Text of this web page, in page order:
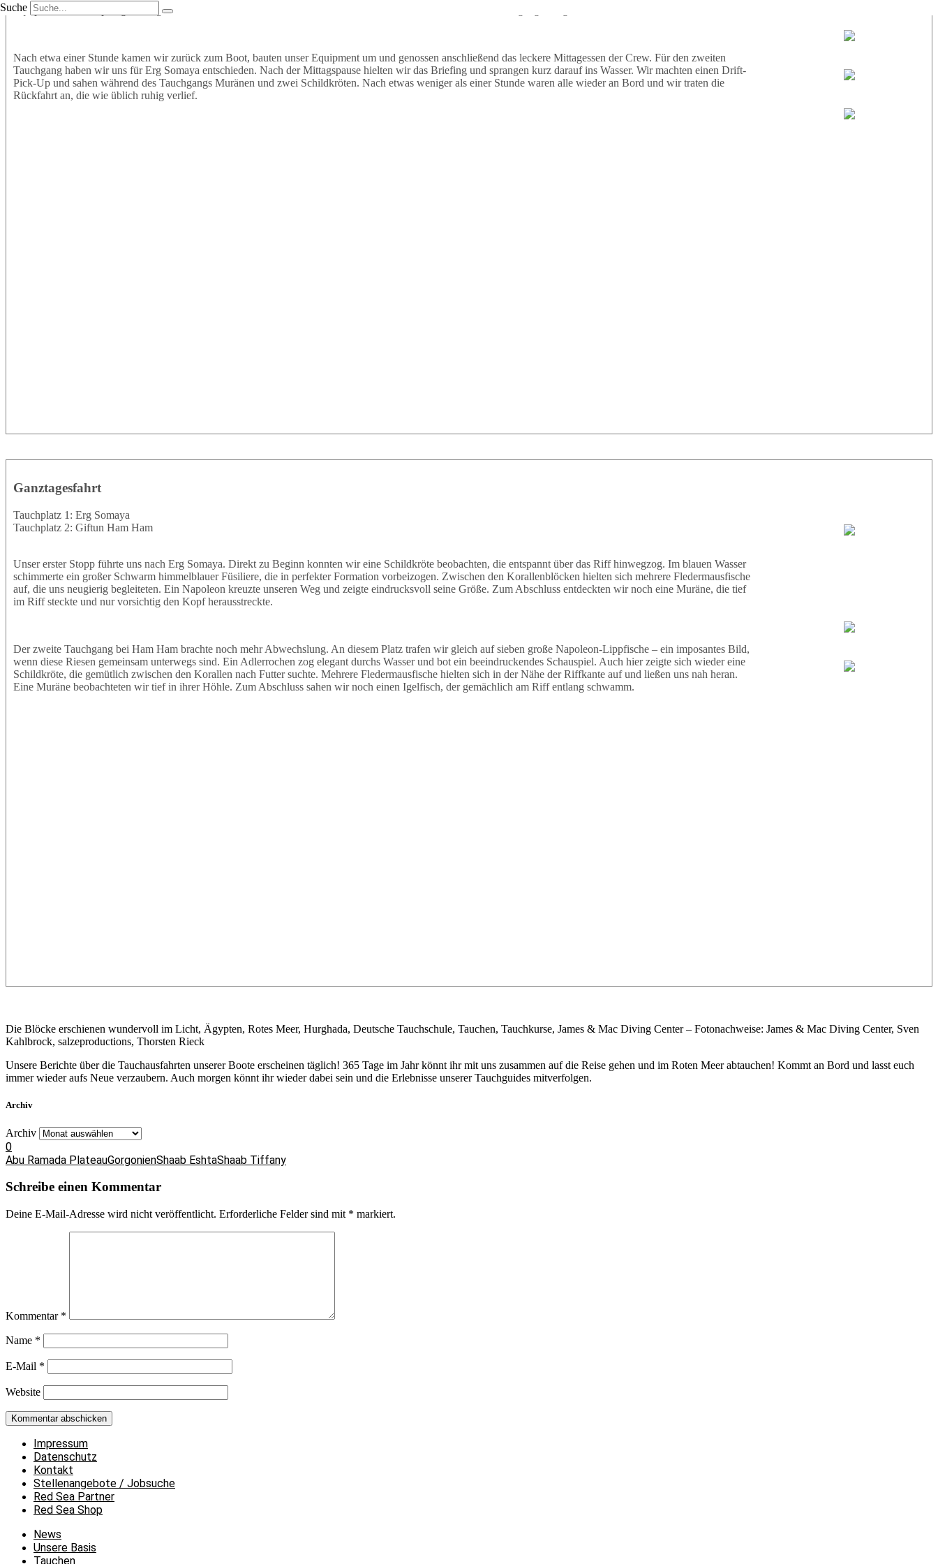
SucheEquipment an und sprangen mit großer Vorfreude ins Wasser. Wir tauchten stationär und sahen während des Tauchgangs einige Muränen und eine Schildkröte.
Nach etwa einer Stunde kamen wir zurück zum Boot, bauten unser Equipment um und genossen anschließend das leckere Mittagessen der Crew. Für den zweiten
Tauchgang haben wir uns für Erg Somaya entschieden. Nach der Mittagspause hielten wir das Briefing und sprangen kurz darauf ins Wasser. Wir machten einen Drift-
Pick-Up und sahen während des Tauchgangs Muränen und zwei Schildkröten. Nach etwas weniger als einer Stunde waren alle wieder an Bord und wir traten die
Rückfahrt an, die wie üblich ruhig verlief.
Ganztagesfahrt
Tauchplatz 1: Erg Somaya
Tauchplatz 2: Giftun Ham Ham
Unser erster Stopp führte uns nach Erg Somaya. Direkt zu Beginn konnten wir eine Schildkröte beobachten, die entspannt über das Riff hinwegzog. Im blauen Wasser
schimmerte ein großer Schwarm himmelblauer Füsiliere, die in perfekter Formation vorbeizogen. Zwischen den Korallenblöcken hielten sich mehrere Fledermausfische
auf, die uns neugierig begleiteten. Ein Napoleon kreuzte unseren Weg und zeigte eindrucksvoll seine Größe. Zum Abschluss entdeckten wir noch eine Muräne, die tief
im Riff steckte und nur vorsichtig den Kopf herausstreckte.
Der zweite Tauchgang bei Ham Ham brachte noch mehr Abwechslung. An diesem Platz trafen wir gleich auf sieben große Napoleon-Lippfische – ein imposantes Bild,
wenn diese Riesen gemeinsam unterwegs sind. Ein Adlerrochen zog elegant durchs Wasser und bot ein beeindruckendes Schauspiel. Auch hier zeigte sich wieder eine
Schildkröte, die gemütlich zwischen den Korallen nach Futter suchte. Mehrere Fledermausfische hielten sich in der Nähe der Riffkante auf und ließen uns nah heran.
Eine Muräne beobachteten wir tief in ihrer Höhle. Zum Abschluss sahen wir noch einen Igelfisch, der gemächlich am Riff entlang schwamm.
Die Blöcke erschienen wundervoll im Licht, Ägypten, Rotes Meer, Hurghada, Deutsche Tauchschule, Tauchen, Tauchkurse, James & Mac Diving Center – Fotonachweise: James & Mac Diving Center, Sven
Kahlbrock, salzeproductions, Thorsten Rieck
Unsere Berichte über die Tauchausfahrten unserer Boote erscheinen täglich! 365 Tage im Jahr könnt ihr mit uns zusammen auf die Reise gehen und im Roten Meer abtauchen! Kommt an Bord und lasst euch
immer wieder aufs Neue verzaubern. Auch morgen könnt ihr wieder dabei sein und die Erlebnisse unserer Tauchguides mitverfolgen.
Archiv
Archiv
0
Abu Ramada PlateauGorgonienShaab EshtaShaab Tiffany
Schreibe einen Kommentar
Deine E-Mail-Adresse wird nicht veröffentlicht. Erforderliche Felder sind mit * markiert.
Kommentar *
Name *
E-Mail *
Website
Impressum
Datenschutz
Kontakt
Stellenangebote / Jobsuche
Red Sea Partner
Red Sea Shop
News
Unsere Basis
Tauchen